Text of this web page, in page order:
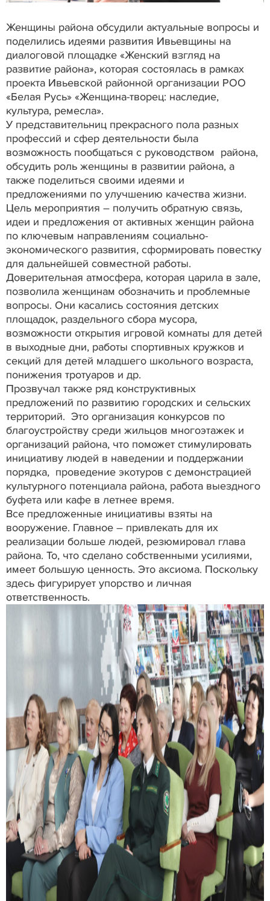
Женщины района обсудили актуальные вопросы и
поделились идеями развития Ивьевщины на
диалоговой площадке «Женский взгляд на
развитие района», которая состоялась в рамках
проекта Ивьевской районной организации РОО
«Белая Русь» «Женщина-творец: наследие,
культура, ремесла».
У представительниц прекрасного пола разных
профессий и сфер деятельности была
возможность пообщаться с руководством района,
обсудить роль женщины в развитии района, а
также поделиться своими идеями и
предложениями по улучшению качества жизни.
Цель мероприятия – получить обратную связь,
идеи и предложения от активных женщин района
по ключевым направлениям социально-
экономического развития, сформировать повестку
для дальнейшей совместной работы.
Доверительная атмосфера, которая царила в зале,
позволила женщинам обозначить и проблемные
вопросы. Они касались состояния детских
площадок, раздельного сбора мусора,
возможности открытия игровой комнаты для детей
в выходные дни, работы спортивных кружков и
секций для детей младшего школьного возраста,
понижения тротуаров и др.
Прозвучал также ряд конструктивных
предложений по развитию городских и сельских
территорий. Это организация конкурсов по
благоустройству среди жильцов многоэтажек и
организаций района, что поможет стимулировать
инициативу людей в наведении и поддержании
порядка, проведение экотуров с демонстрацией
культурного потенциала района, работа выездного
буфета или кафе в летнее время.
Все предложенные инициативы взяты на
вооружение. Главное – привлекать для их
реализации больше людей, резюмировал глава
района. То, что сделано собственными усилиями,
имеет большую ценность. Это аксиома. Поскольку
здесь фигурирует упорство и личная
ответственность.